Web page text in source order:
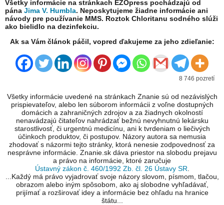
Všetky informácie na stránkach EZOpress pochádzajú od
pána Jima V. Humbla. Neposkytujeme žiadne informácie ani
návody pre používanie MMS. Roztok Chloritanu sodného slúži
ako bielidlo na dezinfekciu.
Ak sa Vám článok páčil, vopred ďakujeme za jeho zdieľanie:
8 746 pozretí
Všetky informácie uvedené na stránkach Znanie sú od nezávislých
prispievateľov, alebo len súborom informácii z voľne dostupných
domácich a zahraničných zdrojov a za žiadnych okolností
nenavádzajú čitateľov nahrádzať bežnú nevyhnutnú lekársku
starostlivosť, či urgentnú medicínu, ani k tvrdeniam o liečivých
účinkoch produktov, či postupov. Názory autora sa nemusia
zhodovať s názormi tejto stránky, ktorá nenesie zodpovednosť za
nesprávne informácie. Znanie.sk dáva priestor na slobodu prejavu
a právo na informácie, ktoré zaručuje
Ústavný zákon č. 460/1992 Zb. čl. 26 Ústavy SR
...Každý má právo vyjadrovať svoje názory slovom, písmom, tlačou,
obrazom alebo iným spôsobom, ako aj slobodne vyhľadávať,
prijímať a rozširovať idey a informácie bez ohľadu na hranice
štátu...